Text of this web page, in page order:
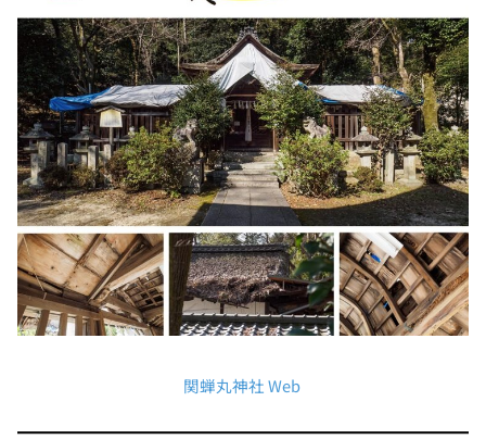
関蝉丸神社 Web